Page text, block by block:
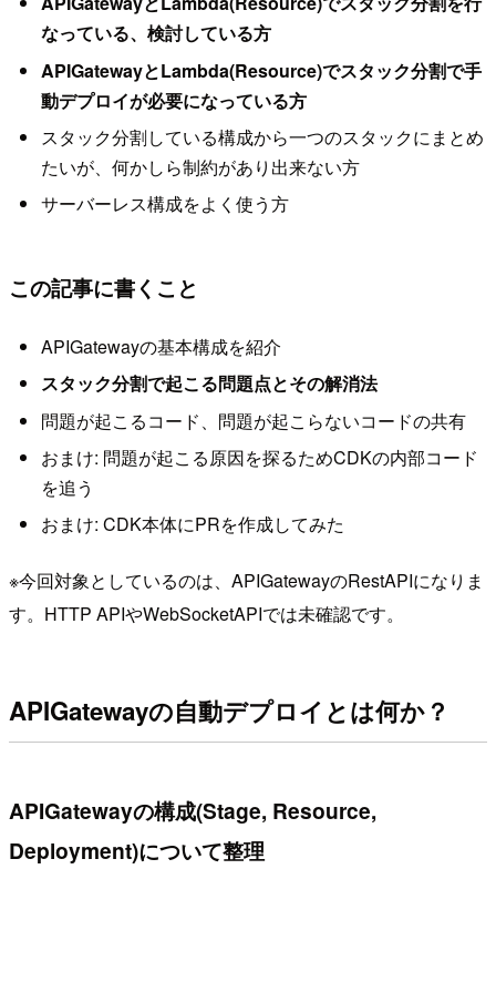
なっている、検討している方
APIGatewayとLambda(Resource)でスタック分割で手
動デプロイが必要になっている方
スタック分割している構成から一つのスタックにまとめ
たいが、何かしら制約があり出来ない方
サーバーレス構成をよく使う方
この記事に書くこと
APIGatewayの基本構成を紹介
スタック分割で起こる問題点とその解消法
問題が起こるコード、問題が起こらないコードの共有
おまけ: 問題が起こる原因を探るためCDKの内部コード
を追う
おまけ: CDK本体にPRを作成してみた
※今回対象としているのは、APIGatewayのRestAPIになりま
す。HTTP APIやWebSocketAPIでは未確認です。
APIGatewayの自動デプロイとは何か？
APIGatewayの構成(Stage, Resource,
Deployment)について整理